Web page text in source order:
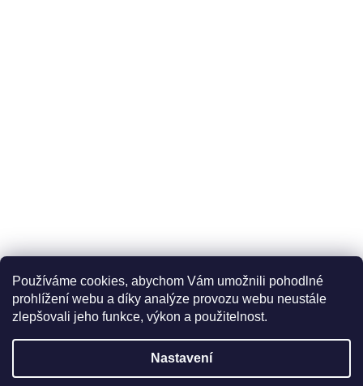
Používáme cookies, abychom Vám umožnili pohodlné
prohlížení webu a díky analýze provozu webu neustále
zlepšovali jeho funkce, výkon a použitelnost.
Nastavení